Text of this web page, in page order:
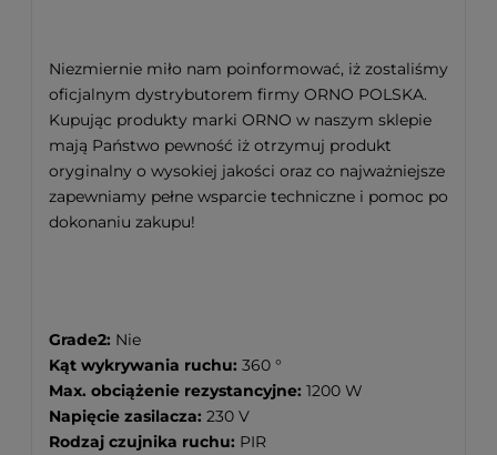
Niezmiernie miło nam poinformować, iż zostaliśmy
oficjalnym dystrybutorem firmy ORNO POLSKA.
Kupując produkty marki ORNO w naszym sklepie
mają Państwo pewność iż otrzymuj produkt
oryginalny o wysokiej jakości oraz co najważniejsze
zapewniamy pełne wsparcie techniczne i pomoc po
dokonaniu zakupu!
Grade2: Nie
Kąt wykrywania ruchu: 360 °
Max. obciążenie rezystancyjne: 1200 W
Napięcie zasilacza: 230 V
Rodzaj czujnika ruchu: PIR